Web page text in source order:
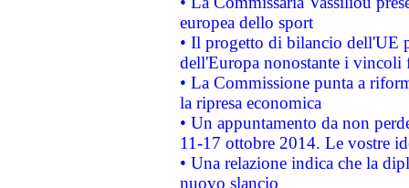
europea dello sport
• Il progetto di bilancio dell'UE
dell'Europa nonostante i vincoli
• La Commissione punta a
la ripresa economica
• Un appuntamento da non
11-17 ottobre 2014. Le vostre
• Una relazione indica che la
nuovo slancio